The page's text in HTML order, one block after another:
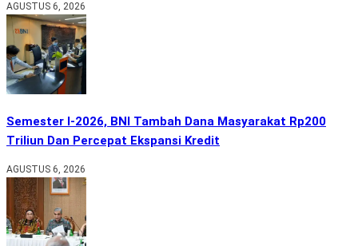
AGUSTUS 6, 2026
Semester I-2026, BNI Tambah Dana Masyarakat Rp200
Triliun Dan Percepat Ekspansi Kredit
AGUSTUS 6, 2026